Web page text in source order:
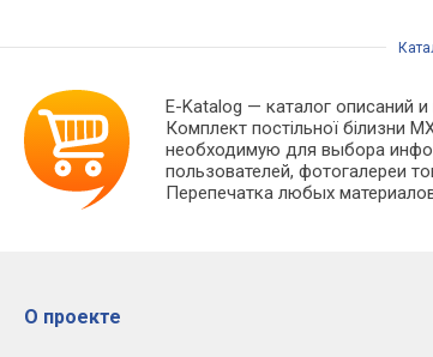
E-Katalog — каталог описаний
Комплект постільної білизни
необходимую для выбора
пользователей, фотогалереи
Перепечатка любых
О проекте